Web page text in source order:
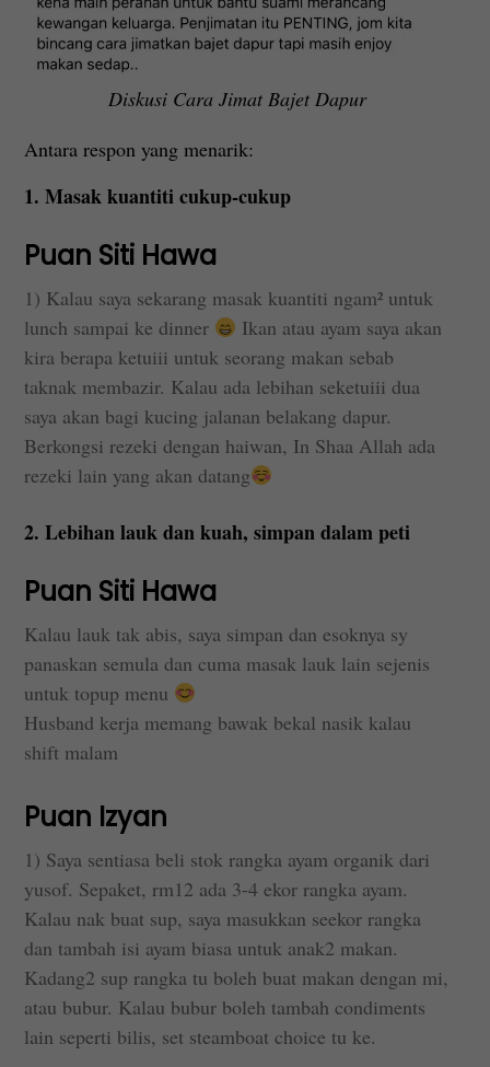
Diskusi Cara Jimat Bajet Dapur
Antara respon yang menarik:
1. Masak kuantiti cukup-cukup
Puan Siti Hawa
1) Kalau saya sekarang masak kuantiti ngam² untuk
lunch sampai ke dinner
Ikan atau ayam saya akan
kira berapa ketuiii untuk seorang makan sebab
taknak membazir. Kalau ada lebihan seketuiii dua
saya akan bagi kucing jalanan belakang dapur.
Berkongsi rezeki dengan haiwan, In Shaa Allah ada
rezeki lain yang akan datang
2. Lebihan lauk dan kuah, simpan dalam peti
Puan Siti Hawa
Kalau lauk tak abis, saya simpan dan esoknya sy
panaskan semula dan cuma masak lauk lain sejenis
untuk topup menu
Husband kerja memang bawak bekal nasik kalau
shift malam
Puan Izyan
1) Saya sentiasa beli stok rangka ayam organik dari
yusof. Sepaket, rm12 ada 3-4 ekor rangka ayam.
Kalau nak buat sup, saya masukkan seekor rangka
dan tambah isi ayam biasa untuk anak2 makan.
Kadang2 sup rangka tu boleh buat makan dengan mi,
atau bubur. Kalau bubur boleh tambah condiments
lain seperti bilis, set steamboat choice tu ke.